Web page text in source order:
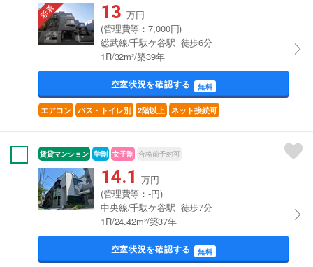
13 万円
(管理費等：7,000円)
総武線/千駄ケ谷駅 徒歩6分
1R/32m²/築39年
空室状況を確認する 無料
エアコン バス・トイレ別 2階以上 ネット接続可
賃貸マンション 学割 女子割 合格前予約可
14.1 万円
(管理費等：-円)
中央線/千駄ケ谷駅 徒歩7分
1R/24.42m²/築37年
空室状況を確認する 無料